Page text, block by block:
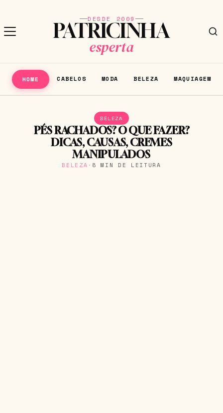
DESDE 2009
PATRICINHA
esperta
HOME CABELOS MODA BELEZA MAQUIAGEM
BELEZA
PÉS RACHADOS? O QUE FAZER?
DICAS, CAUSAS, CREMES
MANIPULADOS
BELEZA · 8 MIN DE LEITURA